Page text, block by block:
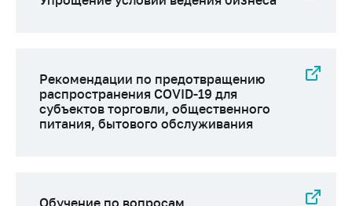
Рекомендации по предотвращению
распространения COVID-19 для
субъектов торговли, общественного
питания, бытового обслуживания
Обучение по вопросам